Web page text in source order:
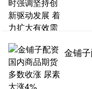
金铺